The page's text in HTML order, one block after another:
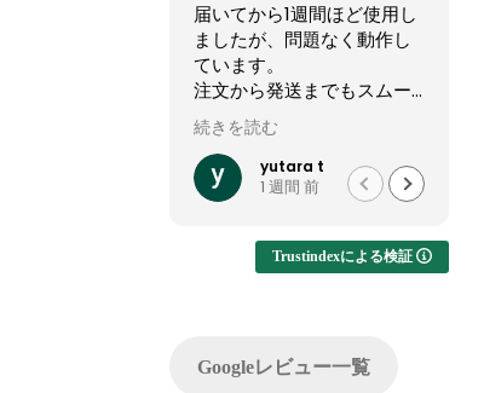
他のショップより安いので
怪しい店なのか？と躊躇し
てましたが、ここのサイト
やXで組んだPCの画像を投
稿してるのを見て、思い切
って買ってみました。
結果1週間でちゃんと届きま
した。初見だと怪しさ全開
います。サイト内で自分が
注文したPCの完成後を載せ
でサポートは分かりません
続きを読む
れいれい
1 か月 前
Trustindexによる検証
Googleレビュー一覧